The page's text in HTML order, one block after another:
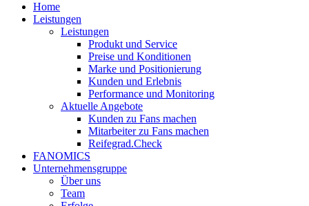
Home
Leistungen
Leistungen
Produkt und Service
Preise und Konditionen
Marke und Positionierung
Kunden und Erlebnis
Performance und Monitoring
Aktuelle Angebote
Kunden zu Fans machen
Mitarbeiter zu Fans machen
Reifegrad.Check
FANOMICS
Unternehmensgruppe
Über uns
Team